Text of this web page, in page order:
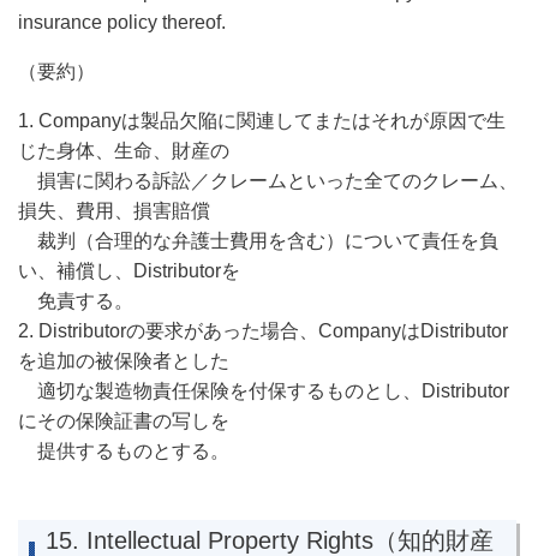
insurance policy thereof.
（要約）
1. Companyは製品欠陥に関連してまたはそれが原因で生
じた身体、生命、財産の
損害に関わる訴訟／クレームといった全てのクレーム、
損失、費用、損害賠償
裁判（合理的な弁護士費用を含む）について責任を負
い、補償し、Distributorを
免責する。
2. Distributorの要求があった場合、CompanyはDistributor
を追加の被保険者とした
適切な製造物責任保険を付保するものとし、Distributor
にその保険証書の写しを
提供するものとする。
15. Intellectual Property Rights（知的財産